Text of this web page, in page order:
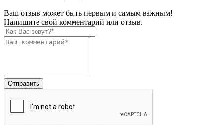
Ваш отзыв может быть первым и самым важным!
Напишите свой комментарий или отзыв.